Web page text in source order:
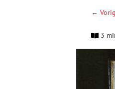
←
3